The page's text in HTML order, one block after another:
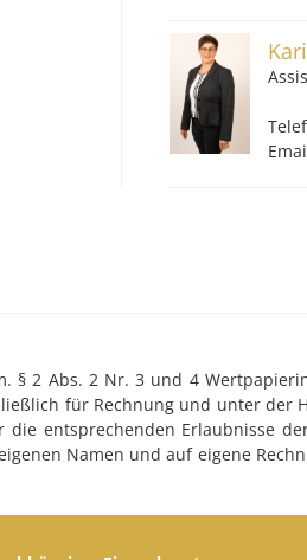
§ 2 Abs. 2 Nr. 3 und 4
für Rechnung und unter der
entsprechenden Erlaubnisse
Namen und auf eigene